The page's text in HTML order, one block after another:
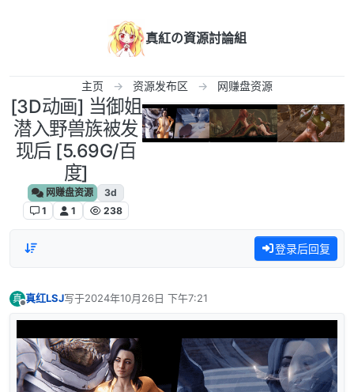
真紅の資源討論組
主页 资源发布区 网赚盘资源
[3D动画] 当御姐
潜入野兽族被发
现后 [5.69G/百
度]
网赚盘资源
3d
1
1 238
登录后回复
真 真红LSJ写于2024年10月26日 下午7:21
最后由 编辑